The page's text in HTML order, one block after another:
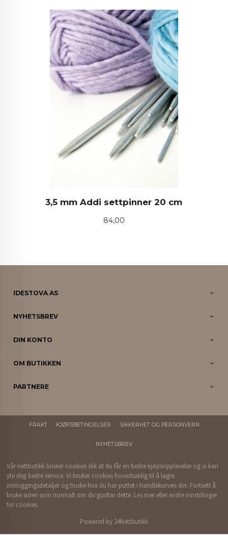
3,5 mm Addi settpinner 20 cm
Pris
84,00
IDESTOVA AS
NYHETSBREV
DIN KONTO
OM BUTIKKEN
PARTNERE
FRAKT KJØPSBETINGELSER SIKKERHET OG PERSONVERN
NYHETSBREV
Vår nettbutikk bruker cookies slik at du får en bedre kjøpsopplevelse og vi kan
yte deg bedre service. Vi bruker cookies hovedsaklig til å lagre
innloggingsdetaljer og huske hva du har puttet i handlekurven din. Fortsett å
bruke siden som normalt om du godtar dette. Les mer eller endre innstillinger
for cookies.
Powered by 24Nettbutikk